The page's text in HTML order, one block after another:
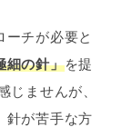
ーチが必要と
細の針」を提
じませんが、
針が苦手な方